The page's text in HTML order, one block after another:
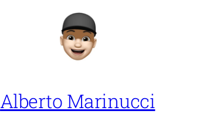
Alberto Marinucci